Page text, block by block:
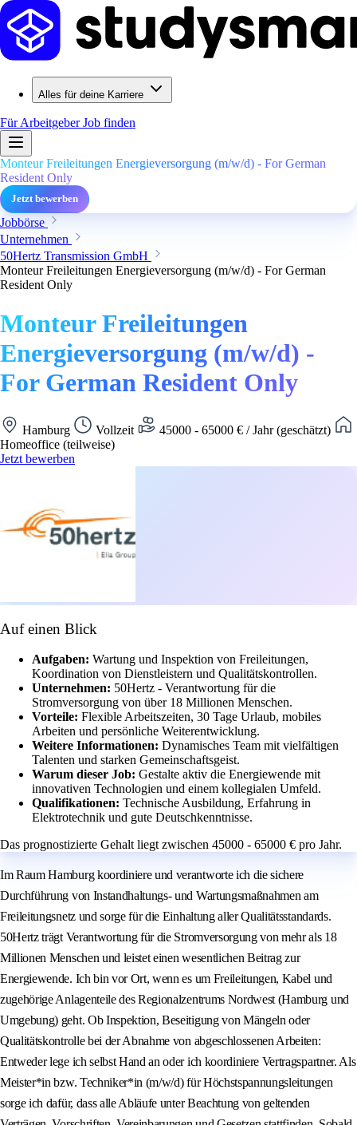
Alles für deine Karriere
Für ArbeitgeberJob finden
Monteur Freileitungen Energieversorgung (m/w/d) - For German
Resident Only
Jetzt bewerben
Jobbörse
Unternehmen
50Hertz Transmission GmbH
Monteur Freileitungen Energieversorgung (m/w/d) - For German
Resident Only
Monteur Freileitungen
Energieversorgung (m/w/d) -
For German Resident Only
Hamburg Vollzeit
45000 - 65000 € / Jahr (geschätzt)
Homeoffice (teilweise)
Jetzt bewerben
Auf einen Blick
Aufgaben: Wartung und Inspektion von Freileitungen,
Koordination von Dienstleistern und Qualitätskontrollen.
Unternehmen: 50Hertz - Verantwortung für die
Stromversorgung von über 18 Millionen Menschen.
Vorteile: Flexible Arbeitszeiten, 30 Tage Urlaub, mobiles
Arbeiten und persönliche Weiterentwicklung.
Weitere Informationen: Dynamisches Team mit vielfältigen
Talenten und starken Gemeinschaftsgeist.
Warum dieser Job: Gestalte aktiv die Energiewende mit
innovativen Technologien und einem kollegialen Umfeld.
Qualifikationen: Technische Ausbildung, Erfahrung in
Elektrotechnik und gute Deutschkenntnisse.
Das prognostizierte Gehalt liegt zwischen 45000 - 65000 € pro Jahr.
Im Raum Hamburg koordiniere und verantworte ich die sichere
Durchführung von Instandhaltungs- und Wartungsmaßnahmen am
Freileitungsnetz und sorge für die Einhaltung aller Qualitätsstandards.
50Hertz trägt Verantwortung für die Stromversorgung von mehr als 18
Millionen Menschen und leistet einen wesentlichen Beitrag zur
Energiewende. Ich bin vor Ort, wenn es um Freileitungen, Kabel und
zugehörige Anlagenteile des Regionalzentrums Nordwest (Hamburg und
Umgebung) geht. Ob Inspektion, Beseitigung von Mängeln oder
Qualitätskontrolle bei der Abnahme von abgeschlossenen Arbeiten:
Entweder lege ich selbst Hand an oder ich koordiniere Vertragspartner. Als
Meister*in bzw. Techniker*in (m/w/d) für Höchstspannungsleitungen
sorge ich dafür, dass alle Abläufe unter Beachtung von geltenden